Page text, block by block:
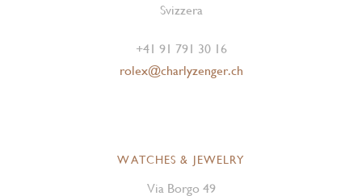
Svizzera
+41 91 791 30 16
rolex@charlyzenger.ch
WATCHES & JEWELRY
Via Borgo 49